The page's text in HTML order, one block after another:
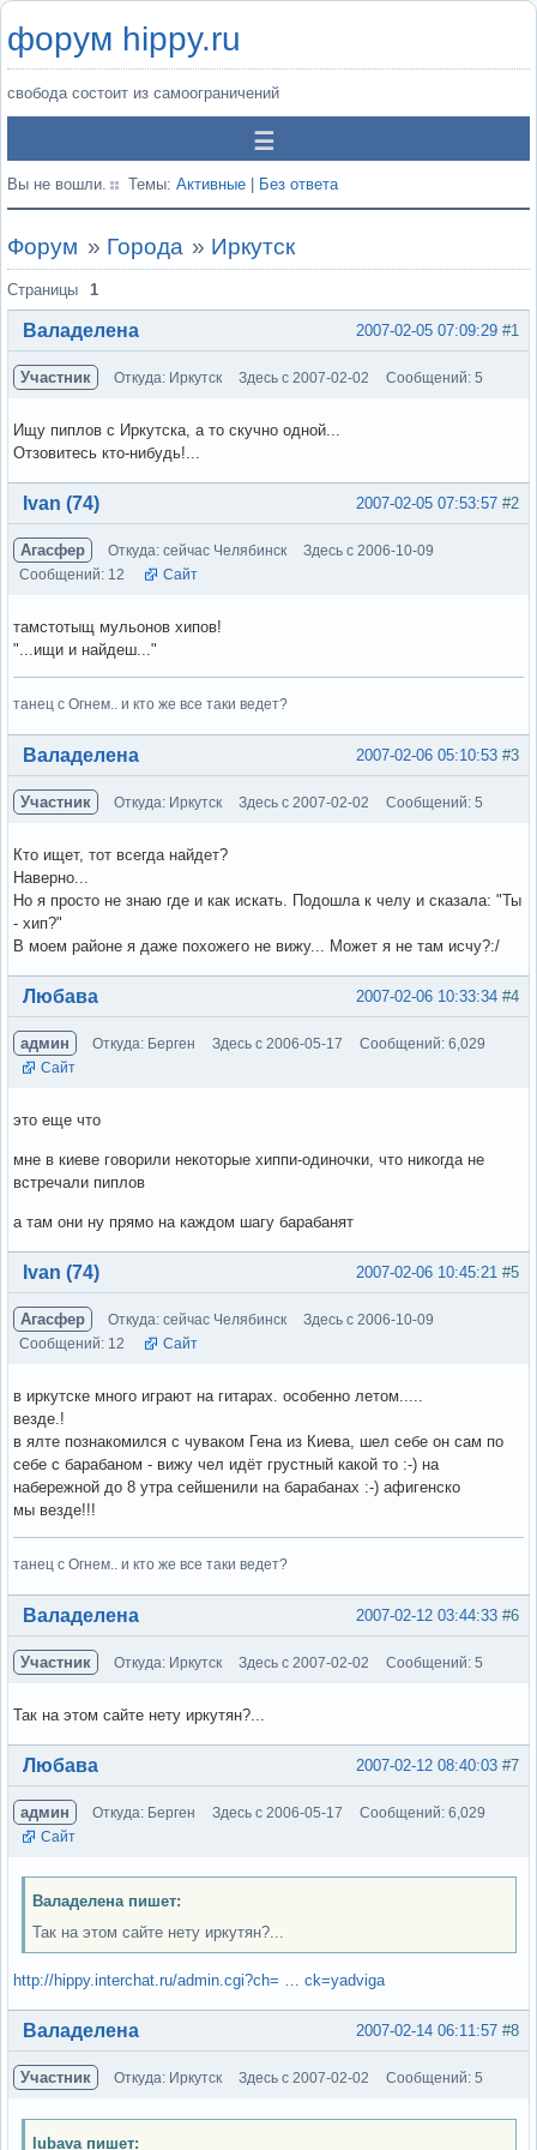
форум hippy.ru
свобода состоит из самоограничений
Вы не вошли. Темы: Активные Без ответа
Форум » Города » Иркутск
Страницы 1
#1
2007-02-05 07:09:29
Валаделена
Участник Откуда: Иркутск Здесь с 2007-02-02 Сообщений: 5
Ищу пиплов с Иркутска, а то скучно одной...
Отзовитесь кто-нибудь!...
Вне форума #2
2007-02-05 07:53:57
Ivan (74)
Агасфер Откуда: сейчас Челябинск
Здесь с 2006-10-09
Сообщений: 12
Сайт
тамстотыщ мульонов хипов!
"...ищи и найдеш..."
танец с Огнем.. и кто же все таки ведет?
Вне форума #3
2007-02-06 05:10:53
Валаделена
Участник Откуда: Иркутск Здесь с 2007-02-02 Сообщений: 5
Кто ищет, тот всегда найдет?
Наверно...
Но я просто не знаю где и как искать. Подошла к челу и сказала: "Ты
- хип?"
В моем районе я даже похожего не вижу... Может я не там исчу?:/
Вне форума #4
2007-02-06 10:33:34
Любава
админ Откуда: Берген Здесь с 2006-05-17
Сообщений: 6,029
Сайт
это еще что
мне в киеве говорили некоторые хиппи-одиночки, что никогда не
встречали пиплов
а там они ну прямо на каждом шагу барабанят
Вне форума #5
2007-02-06 10:45:21
Ivan (74)
Агасфер Откуда: сейчас Челябинск
Здесь с 2006-10-09
Сообщений: 12
Сайт
в иркутске много играют на гитарах. особенно летом.....
везде.!
в ялте познакомился с чуваком Гена из Киева, шел себе он сам по
себе с барабаном - вижу чел идёт грустный какой то :-) на
набережной до 8 утра сейшенили на барабанах :-) афигенско
мы везде!!!
танец с Огнем.. и кто же все таки ведет?
Вне форума #6
2007-02-12 03:44:33
Валаделена
Участник Откуда: Иркутск Здесь с 2007-02-02 Сообщений: 5
Так на этом сайте нету иркутян?...
Вне форума #7
2007-02-12 08:40:03
Любава
админ Откуда: Берген Здесь с 2006-05-17
Сообщений: 6,029
Сайт
Валаделена пишет:
Так на этом сайте нету иркутян?...
http://hippy.interchat.ru/admin.cgi?ch= … ck=yadviga
Вне форума #8
2007-02-14 06:11:57
Валаделена
Участник Откуда: Иркутск Здесь с 2007-02-02 Сообщений: 5
lubava пишет: